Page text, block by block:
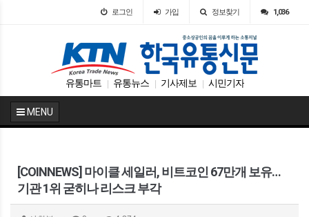
로그인 가입 정보찾기 1,036
유통마트 유통뉴스 기사제보 시민기자
MENU
[COINNEWS] 마이클 세일러, 비트코인 67만개 보유…
기관 1위 굳히나 리스크 부각